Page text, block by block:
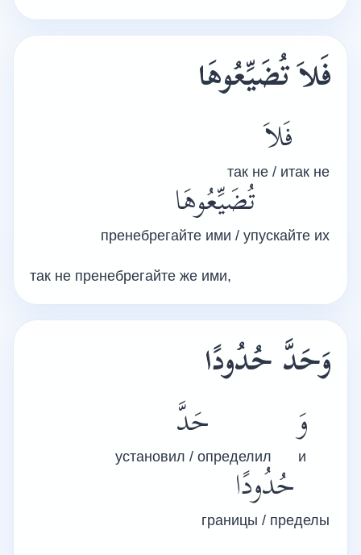
فَلاَ تُضَيِّعُوهَا
فَلاَ
так не / итак не
تُضَيِّعُوهَا
пренебрегайте ими / упускайте их
так не пренебрегайте же ими,
وَحَدَّ حُدُودًا
وَ
и
حَدَّ
установил / определил
حُدُودًا
границы / пределы